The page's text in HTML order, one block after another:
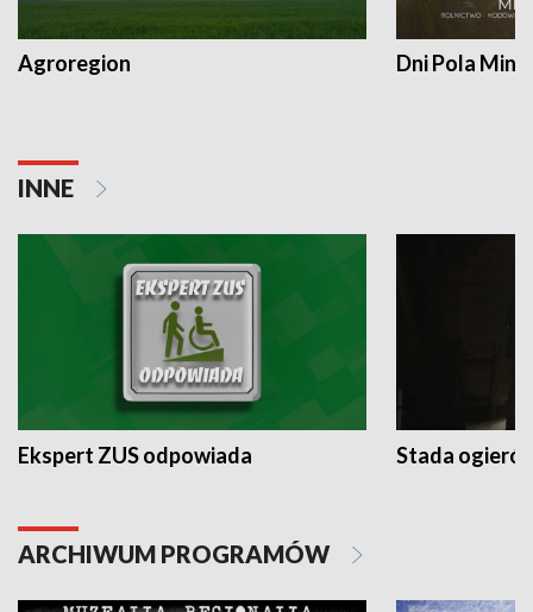
Agroregion Dni Pola
INNE
Ekspert ZUS odpowiada Stada
ARCHIWUM PROGRAMÓW